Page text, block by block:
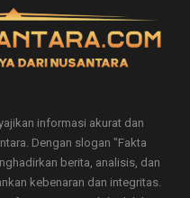
informasi akurat dan
Dengan slogan "Fakta
berita, analisis, dan
kebenaran dan integritas.